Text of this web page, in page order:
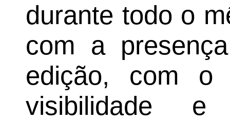
durante todo o
com a
edição, com o
visibilidade e